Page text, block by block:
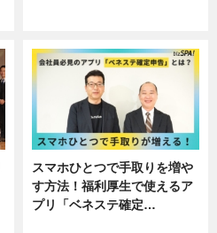
スマホひとつで手取りを増や
す方法！福利厚生で使えるア
プリ「ベネステ確定…